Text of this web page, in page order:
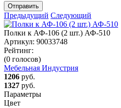
Отправить
Предыдущий Следующий
Полки к АФ-106 (2 шт.) АФ-510
Артикул: 90033748
Рейтинг:
(0 голосов)
Мебельная Индустрия
1206 руб.
1327 руб.
Параметры
Цвет